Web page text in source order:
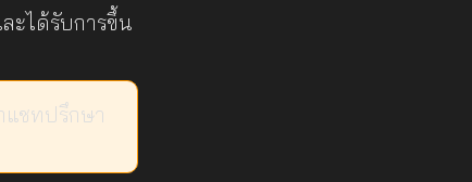
ะได้รับการขึ้น
ชทปรึกษา